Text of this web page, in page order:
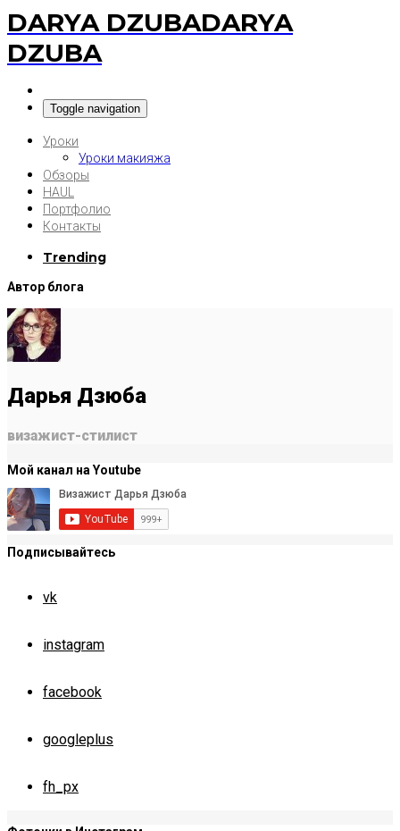
DARYA DZUBADARYA
DZUBA
Toggle navigation
Уроки
Уроки макияжа
Обзоры
HAUL
Портфолио
Контакты
Trending
Автор блога
Дарья Дзюба
визажист-стилист
Мой канал на Youtube
Подписывайтесь
vk
instagram
facebook
googleplus
fh_px